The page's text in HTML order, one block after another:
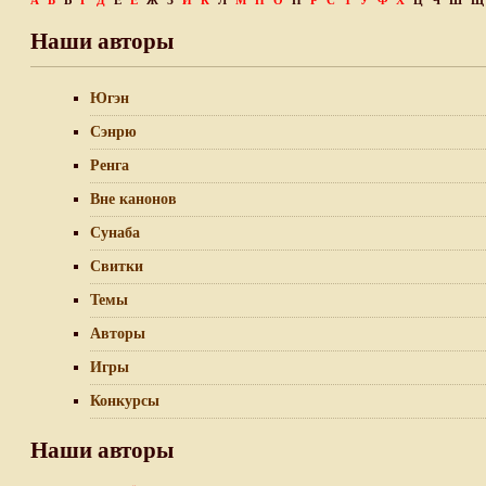
Наши авторы
Югэн
Сэнрю
Ренга
Вне канонов
Сунаба
Свитки
Темы
Авторы
Игры
Конкурсы
Наши авторы